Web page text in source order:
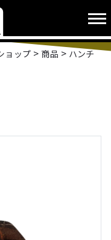
ョップ > 商品 > ハンチ